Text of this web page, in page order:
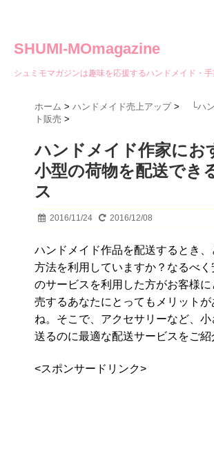
SHUMI-MOmagazine
シュミモマガジンは趣味を応援するハンドメイド・
ホーム > ハンドメイド売上アップ >
└ハン
ト販売 >
ハンドメイド作家にお
小型の荷物を配送でき
ス
2016/11/24 2016/12/08
ハンドメイド作品を配送するとき、
方法を利用していますか？なるべ
のサービスを利用した方がお客様に
売するあなたにとってもメリットが
ね。そこで、アクセサリーなど、小
送るのに最適な配送サービスをご紹
<スポンサードリンク>